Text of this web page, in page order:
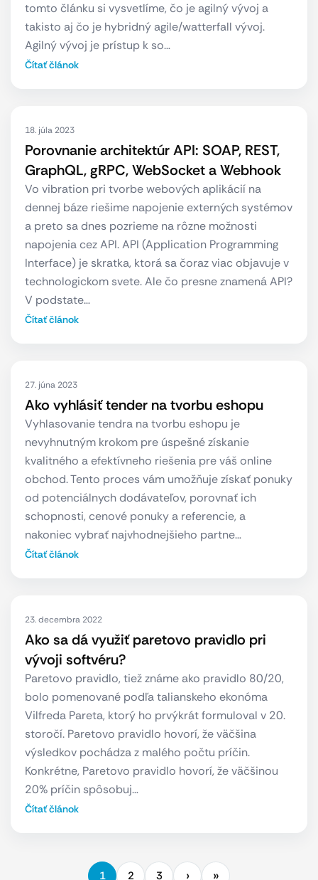
tomto článku si vysvetlíme, čo je agilný vývoj a
takisto aj čo je hybridný agile/watterfall vývoj.
Agilný vývoj je prístup k so…
Čítať článok
18. júla 2023
Porovnanie architektúr API: SOAP, REST,
GraphQL, gRPC, WebSocket a Webhook
Vo vibration pri tvorbe webových aplikácií na
dennej báze riešime napojenie externých systémov
a preto sa dnes pozrieme na rôzne možnosti
napojenia cez API. API (Application Programming
Interface) je skratka, ktorá sa čoraz viac objavuje v
technologickom svete. Ale čo presne znamená API?
V podstate…
Čítať článok
27. júna 2023
Ako vyhlásiť tender na tvorbu eshopu
Vyhlasovanie tendra na tvorbu eshopu je
nevyhnutným krokom pre úspešné získanie
kvalitného a efektívneho riešenia pre váš online
obchod. Tento proces vám umožňuje získať ponuky
od potenciálnych dodávateľov, porovnať ich
schopnosti, cenové ponuky a referencie, a
nakoniec vybrať najvhodnejšieho partne…
Čítať článok
23. decembra 2022
Ako sa dá využiť paretovo pravidlo pri
vývoji softvéru?
Paretovo pravidlo, tiež známe ako pravidlo 80/20,
bolo pomenované podľa talianskeho ekonóma
Vilfreda Pareta, ktorý ho prvýkrát formuloval v 20.
storočí. Paretovo pravidlo hovorí, že väčšina
výsledkov pochádza z malého počtu príčin.
Konkrétne, Paretovo pravidlo hovorí, že väčšinou
20% príčin spôsobuj…
Čítať článok
1 2 3